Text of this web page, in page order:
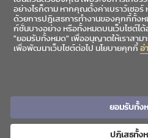
สายตรงผู้อำนวยการ
ข้อเสนอแนะ |
Copyright©2026 Chiang Mai
อย่างไรก็ตาม หากคุณตั้งค่าเบราว์เซอ
ด้วยการปฎิเสธการทำงานของคุกกี้ทั้ง
ก์ชั่นบางอย่าง หรือทั้งหมดบนเว็บไซต์ไ
"ยอมรับทั้งหมด" เพื่ออนุญาตให้เราสามา
เพื่อพัฒนาเว็บไซต์ต่อไป นโยบายคุกกี้อ่
ยอมรับทั้ง
ปฏิเสธทั้ง